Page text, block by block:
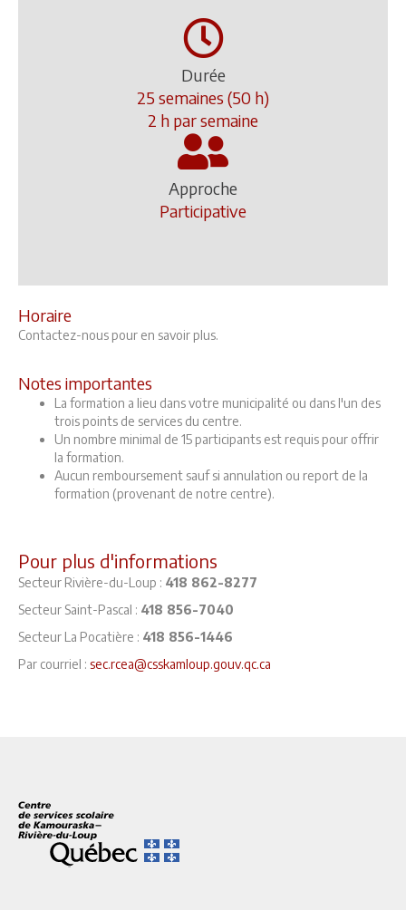
Durée
25 semaines (50 h)
2 h par semaine
Approche
Participative
Horaire
Contactez-nous pour en savoir plus.
Notes importantes
La formation a lieu dans votre municipalité ou dans l'un des
trois points de services du centre.
Un nombre minimal de 15 participants est requis pour offrir
la formation.
Aucun remboursement sauf si annulation ou report de la
formation (provenant de notre centre).
Pour plus d'informations
Secteur Rivière-du-Loup : 418 862-8277
Secteur Saint-Pascal : 418 856-7040
Secteur La Pocatière : 418 856-1446
Par courriel : sec.rcea@csskamloup.gouv.qc.ca